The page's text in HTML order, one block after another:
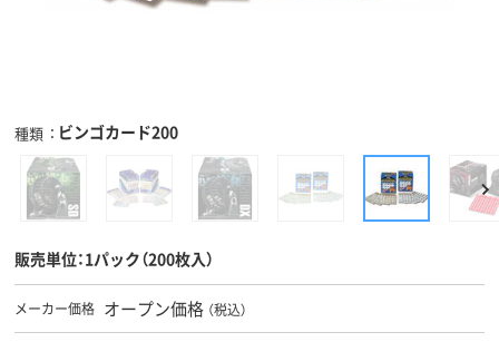
種類 ビンゴカード200
販売単位：1パック（200枚入）
メーカー価格 オープン価格 （税込）